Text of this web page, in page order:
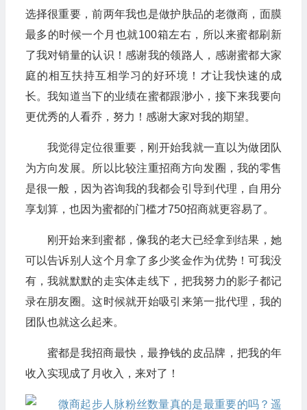
选择很重要，前两年我也是做护肤品的老微商，面膜
最多的时候一个月也就100箱左右，所以来蜜都刷新
了我对销量的认识！感谢我的领路人，感谢蜜都大家
庭的相互扶持互相学习的好环境！才让我快速的成
长。我知道当下的业绩在蜜都跟渺小，接下来我要向
更优秀的人看乔，努力！感谢大家对我的期望。
我觉得定位很重要，刚开始我就一直以为做团队
为方向发展。所以比较注重招商方向发圈，我的零售
是很一般，因为咨询我的我都会引导到代理，自用分
享划算，也因为蜜都的门槛才750招商就更容易了。
刚开始来到蜜都，像我的老大已经拿到结果，她
可以告诉别人这个月拿了多少奖金作为优势！可我没
有，我就默默的走实体走线下，把我努力的影子都记
录在朋友圈。这时候就开始吸引来第一批代理，我的
团队也就这么起来。
蜜都是我招商最快，最挣钱的皮品牌，把我的年
收入实现成了月收入，来对了！